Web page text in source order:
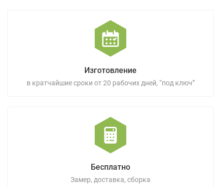
Изготовление
в кратчайшие сроки от 20 рабочих дней, “под ключ”
Бесплатно
Замер, доставка, сборка